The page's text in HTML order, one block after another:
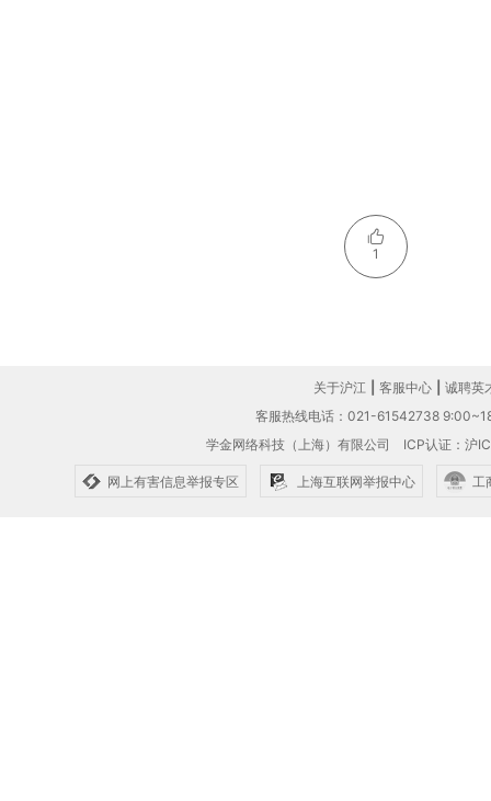
1
关于沪江 客服中心
诚聘英
客服热线电话：021-61542738
学金网络科技（上海）有限公司 ICP认证：沪
网上有害信息举报专区 上海互联网举报中心 工